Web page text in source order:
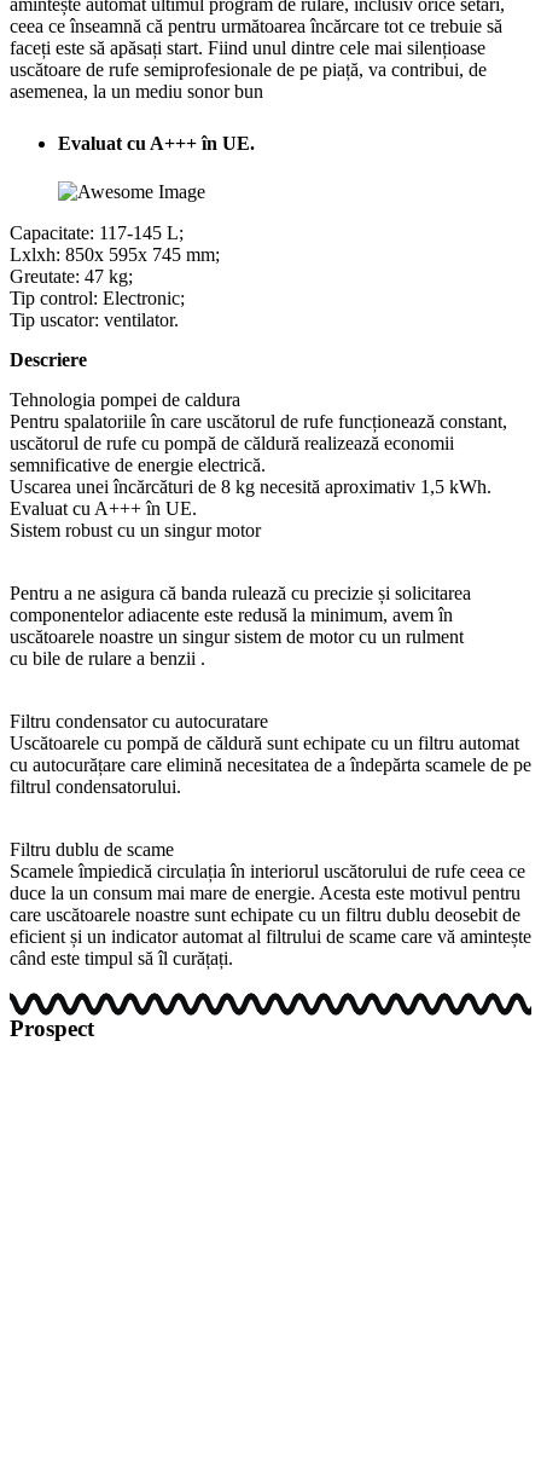
amintește automat ultimul program de rulare, inclusiv orice setări,
ceea ce înseamnă că pentru următoarea încărcare tot ce trebuie să
faceți este să apăsați start. Fiind unul dintre cele mai silențioase
uscătoare de rufe semiprofesionale de pe piață, va contribui, de
asemenea, la un mediu sonor bun
Evaluat cu A+++ în UE.
Capacitate: 117-145 L;
Lxlxh: 850x 595x 745 mm;
Greutate: 47 kg;
Tip control: Electronic;
Tip uscator: ventilator.
Descriere
Tehnologia pompei de caldura
Pentru spalatoriile în care uscătorul de rufe funcționează constant,
uscătorul de rufe cu pompă de căldură realizează economii
semnificative de energie electrică.
Uscarea unei încărcături de 8 kg necesită aproximativ 1,5 kWh.
Evaluat cu A+++ în UE.
Sistem robust cu un singur motor
Pentru a ne asigura că banda rulează cu precizie și solicitarea
componentelor adiacente este redusă la minimum, avem în
uscătoarele noastre un singur sistem de motor cu un rulment
cu bile de rulare a benzii .
Filtru condensator cu autocuratare
Uscătoarele cu pompă de căldură sunt echipate cu un filtru automat
cu autocurățare care elimină necesitatea de a îndepărta scamele de pe
filtrul condensatorului.
Filtru dublu de scame
Scamele împiedică circulația în interiorul uscătorului de rufe ceea ce
duce la un consum mai mare de energie. Acesta este motivul pentru
care uscătoarele noastre sunt echipate cu un filtru dublu deosebit de
eficient și un indicator automat al filtrului de scame care vă amintește
când este timpul să îl curățați.
Prospect